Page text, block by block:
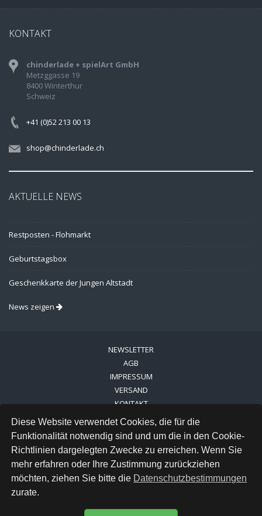
Diese Website verwendet Cookies, die für die
Funktionalität notwendig sind und um die in den Cookie-
Richtlinien dargelegten Zwecke zu erreichen. Wenn Sie
mehr erfahren oder Ihre Zustimmung zurückziehen
möchten, ziehen Sie bitte die Datenschutzbestimmungen
zurate.
KONTAKT
chinderlade + spielArt GmbH
Metzggasse 19
8400 Winterthur
Schweiz
+41 (0)52 213 00 13
shop@chinderlade.ch
AKTUELLE NEWS
Restposten - Flohmarkt
Geburtstagsbox
Geschenkkarte der Jungen Altstadt
News zeigen
NEWSLETTER
AGB
IMPRESSUM
VERSAND
KONTAKT
LINKS
DATENSCHUTZ
INSTAGRAM